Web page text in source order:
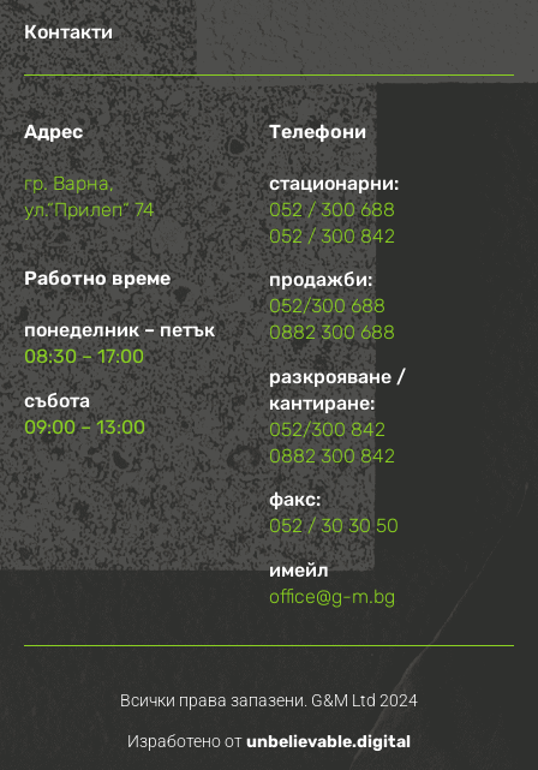
Контакти
Адрес
гр. Варна,
ул.“Прилеп“ 74
Работно време
понеделник – петък
08:30 – 17:00
събота
09:00 – 13:00
Телефони
стационарни:
052 / 300 688
052 / 300 842
продажби:
052/300 688
0882 300 688
разкрояване /
кантиране:
052/300 842
0882 300 842
факс:
052 / 30 30 50
имейл
office@g-m.bg
Всички права запазени. G&M Ltd 2024
Изработено отunbelievable.digital